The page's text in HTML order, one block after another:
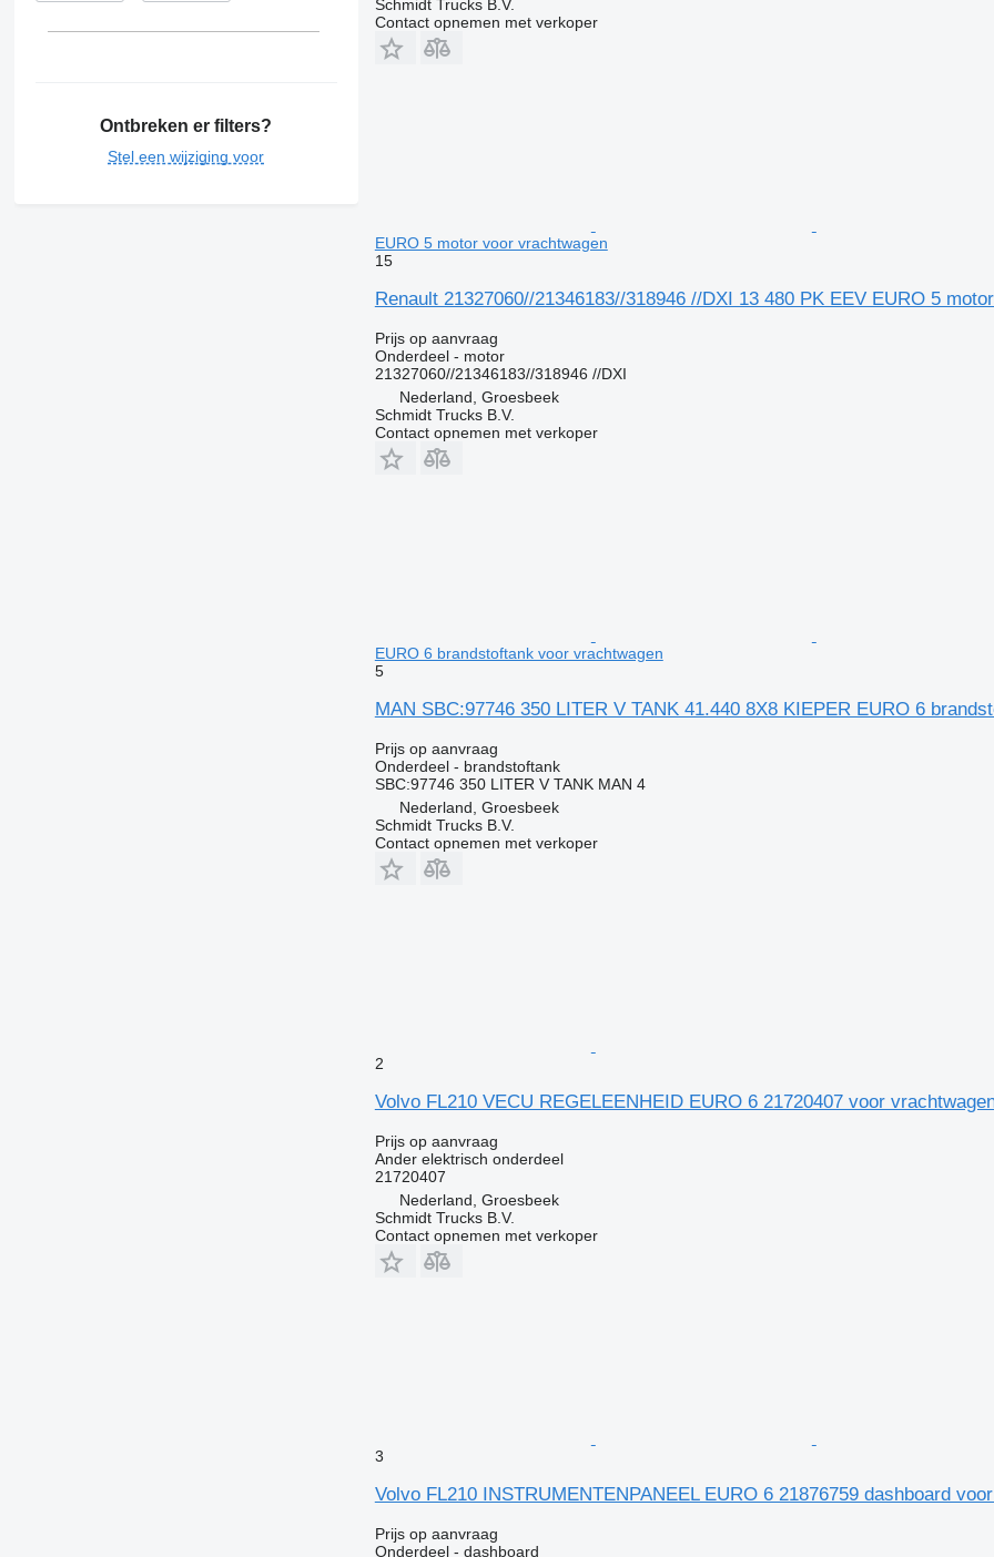
Ontbreken er filters?
Stel een wijziging voor
Schmidt Trucks B.V.
Contact opnemen met verkoper
EURO 5 motor voor vrachtwagen
15
Renault 21327060//21346183//318946 //DXI 13 480 PK EEV EURO 5
Prijs op aanvraag
Onderdeel - motor
21327060//21346183//318946 //DXI
Nederland, Groesbeek
Schmidt Trucks B.V.
Contact opnemen met verkoper
EURO 6 brandstoftank voor vrachtwagen
5
MAN SBC:97746 350 LITER V TANK 41.440 8X8 KIEPER EURO 6
Prijs op aanvraag
Onderdeel - brandstoftank
SBC:97746 350 LITER V TANK MAN 4
Nederland, Groesbeek
Schmidt Trucks B.V.
Contact opnemen met verkoper
2
Volvo FL210 VECU REGELEENHEID EURO 6 21720407 voor
Prijs op aanvraag
Ander elektrisch onderdeel
21720407
Nederland, Groesbeek
Schmidt Trucks B.V.
Contact opnemen met verkoper
3
Volvo FL210 INSTRUMENTENPANEEL EURO 6 21876759 dashboard
Prijs op aanvraag
Onderdeel - dashboard